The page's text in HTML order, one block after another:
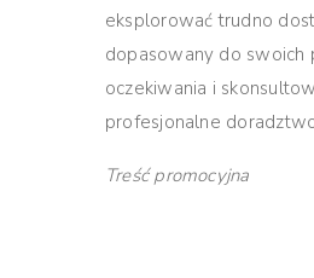
eksplorować trudno
dopasowany do swoich
oczekiwania i
profesjonalne
Treść promocyjna